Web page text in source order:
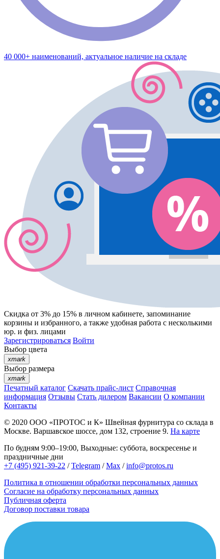
40 000+ наименований, актуальное наличие на складе
Скидка от 3% до 15% в личном кабинете, запоминание
корзины и избранного, а также удобная работа с несколькими
юр. и физ. лицами
Зарегистрироваться Войти
Выбор цвета
xmark
Выбор размера
xmark
Печатный каталог Скачать прайс-лист Справочная
информация Отзывы Стать дилером Вакансии О компании
Контакты
© 2020 ООО «ПРОТОС и К» Швейная фурнитура со склада в
Москве. Варшавское шоссе, дом 132, строение 9. На карте
По будням 9:00–19:00, Выходные: суббота, воскресенье и
праздничные дни
+7 (495) 921-39-22 /Telegram /Max /info@protos.ru
Политика в отношении обработки персональных данных
Согласие на обработку персональных данных
Публичная оферта
Договор поставки товара